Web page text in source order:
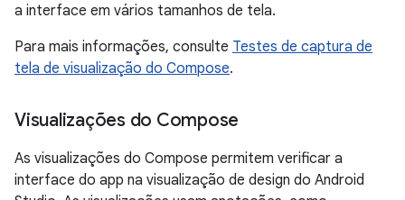
a interface em vários tamanhos de tela.
Para mais informações, consulte Testes de captura de
tela de visualização do Compose.
Visualizações do Compose
As visualizações do Compose permitem verificar a
interface do app na visualização de design do Android